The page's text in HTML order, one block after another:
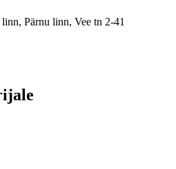
Pärnu linn, Vee tn 2-41